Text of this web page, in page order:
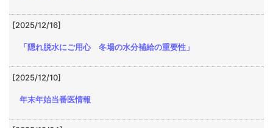
[2025/12/16]
「隠れ脱水にご用心 冬場の水分補給の重要性」
[2025/12/10]
年末年始当番医情報